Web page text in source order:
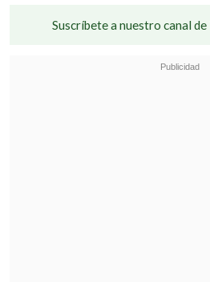
Suscríbete a nuestro canal de